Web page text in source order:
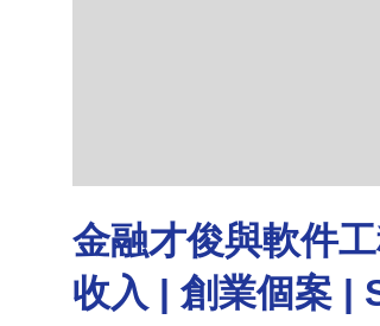
金融才俊與軟件
收入 | 創業個案 |